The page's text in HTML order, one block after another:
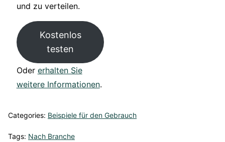
und zu verteilen.
Kostenlos
testen
Oder erhalten Sie
weitere Informationen.
Categories: Beispiele für den Gebrauch
Tags: Nach Branche